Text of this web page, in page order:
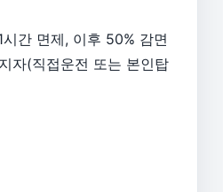
간 면제, 이후 50% 감면
자(직접운전 또는 본인탑